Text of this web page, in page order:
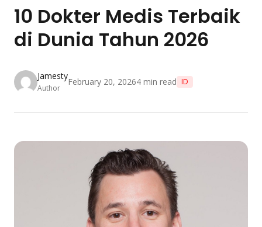
10 Dokter Medis Terbaik
di Dunia Tahun 2026
Jamesty
Author
February 20, 20264 min read ID